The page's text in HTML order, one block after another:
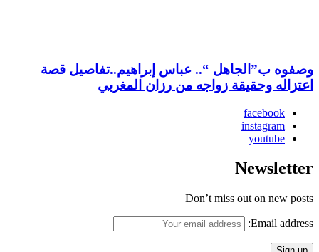
وصفوه ب”الجاهل “.. عباس إبراهيم..تفاصيل قصة
اعتزاله وحقيقة زواجه من رزان المغربي
facebook
instagram
youtube
Newsletter
Don’t miss out on new posts
Email address: